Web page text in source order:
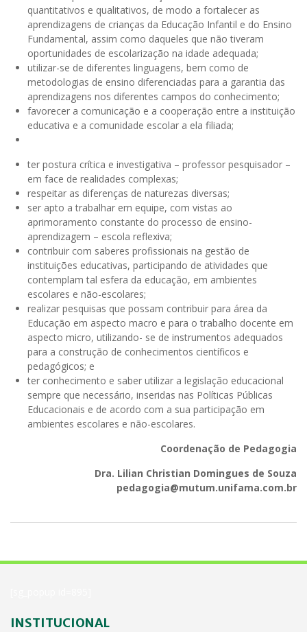
quantitativos e qualitativos, de modo a fortalecer as
aprendizagens de crianças da Educação Infantil e do Ensino
Fundamental, assim como daqueles que não tiveram
oportunidades de escolarização na idade adequada;
utilizar-se de diferentes linguagens, bem como de
metodologias de ensino diferenciadas para a garantia das
aprendizagens nos diferentes campos do conhecimento;
favorecer a comunicação e a cooperação entre a instituição
educativa e a comunidade escolar a ela filiada;
ter postura crítica e investigativa – professor pesquisador –
em face de realidades complexas;
respeitar as diferenças de naturezas diversas;
ser apto a trabalhar em equipe, com vistas ao
aprimoramento constante do processo de ensino-
aprendizagem – escola reflexiva;
contribuir com saberes profissionais na gestão de
instituições educativas, participando de atividades que
contemplam tal esfera da educação, em ambientes
escolares e não-escolares;
realizar pesquisas que possam contribuir para área da
Educação em aspecto macro e para o trabalho docente em
aspecto micro, utilizando- se de instrumentos adequados
para a construção de conhecimentos científicos e
pedagógicos; e
ter conhecimento e saber utilizar a legislação educacional
sempre que necessário, inseridas nas Políticas Públicas
Educacionais e de acordo com a sua participação em
ambientes escolares e não-escolares.
Coordenação de Pedagogia
Dra. Lilian Christian Domingues de Souza
pedagogia@mutum.unifama.com.br
INSTITUCIONAL